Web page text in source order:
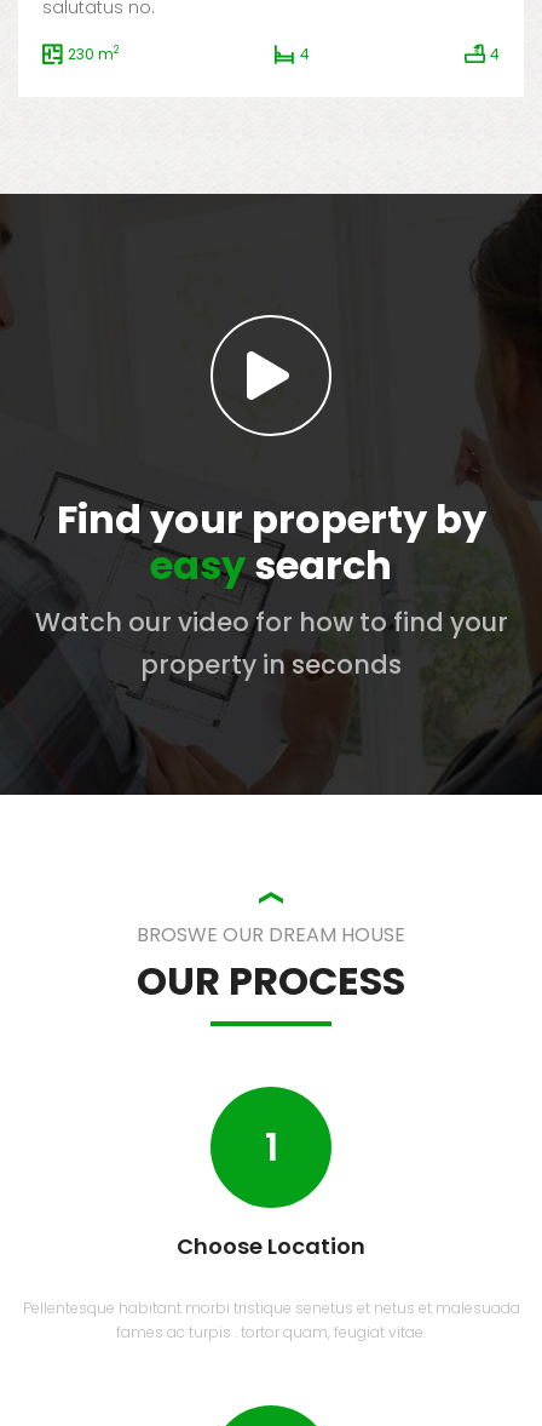
salutatus no.
230 m2 4 4
Find your property by
easysearch
Watch our video for how to find your
property in seconds
BROSWE OUR DREAM HOUSE
OUR PROCESS
1
Choose Location
Pellentesque habitant morbi tristique senetus et netus et malesuada
fames ac turpis . tortor quam, feugiat vitae.